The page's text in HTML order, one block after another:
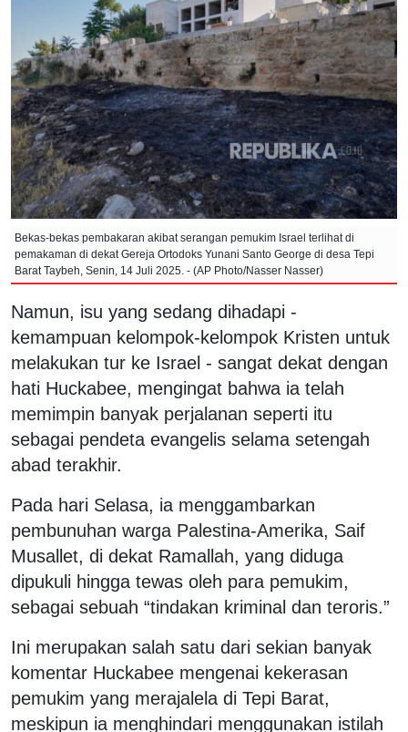
Bekas-bekas pembakaran akibat serangan pemukim Israel terlihat di
pemakaman di dekat Gereja Ortodoks Yunani Santo George di desa Tepi
Barat Taybeh, Senin, 14 Juli 2025. - (AP Photo/Nasser Nasser)
Namun, isu yang sedang dihadapi -
kemampuan kelompok-kelompok Kristen untuk
melakukan tur ke Israel - sangat dekat dengan
hati Huckabee, mengingat bahwa ia telah
memimpin banyak perjalanan seperti itu
sebagai pendeta evangelis selama setengah
abad terakhir.
Pada hari Selasa, ia menggambarkan
pembunuhan warga Palestina-Amerika, Saif
Musallet, di dekat Ramallah, yang diduga
dipukuli hingga tewas oleh para pemukim,
sebagai sebuah “tindakan kriminal dan teroris.”
Ini merupakan salah satu dari sekian banyak
komentar Huckabee mengenai kekerasan
pemukim yang merajalela di Tepi Barat,
meskipun ia menghindari menggunakan istilah